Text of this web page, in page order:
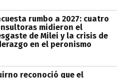
rumbo a 2027: cuatro
midieron el
de Milei y la crisis de
en el peronismo
reconoció que el